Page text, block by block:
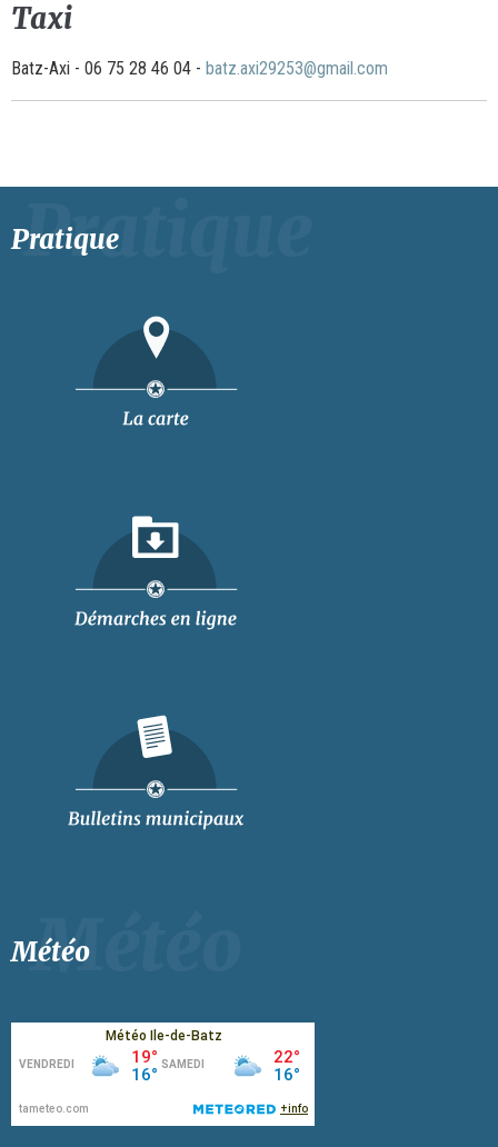
Taxi
Batz-Axi - 06 75 28 46 04 - batz.axi29253@gmail.com
Pratique
Météo